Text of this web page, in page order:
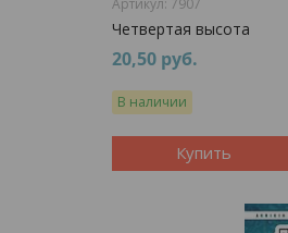
Четвертая высота
20,50 руб.
В наличии
Купить